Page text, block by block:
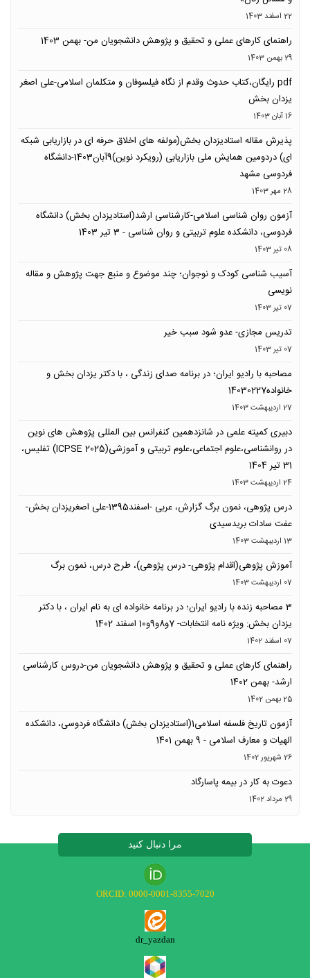
22 اسفند 1403
راهنمای کارهای عملی و تحقیق و پژوهش دانشجویان من- بهمن 1403
29 بهمن 1403
pdf رایگان،کتاب حدوث وقدم از نگاه فیلسوفان و متکلمان اسلامی-علی اصغر
یزدان بخش
16 آبان 1403
پذیرش مقاله استادیزدان بخش(مولفه های اخلاق حرفه ای در بازاریابی شبکه
ای) دردومین همایش ملی بازاریابی (رویکرد نوین)9آبان1403-دانشگاه
فردوسی مشهد
28 مهر 1403
آزمون روان شناسی اسلامی-کارشناسی ارشد(استادیزدان بخش) دانشگاه
فردوسی، دانشکده علوم تربیتی و روان شناسی - 3 تیر 1403
08 تیر 1403
آسیب شناسی کودک و نوجوان؛ چند موضوع و منبع جهت پژوهش و مقاله
نویسی
07 تیر 1403
تدریس مجازی- عدو شود سبب خیر
07 تیر 1403
مصاحبه با رادیو ایران؛ در برنامه صدای زندگی ، با دکتر یزدان بخش و
خانواده14030227
27 ارديبهشت 1403
دبیری کمیته علمی در شانزدهمین کنفرانس بین المللی پژوهش های نوین
در روانشناسی،علوم اجتماعی،علوم تربیتی و آموزشی(ICPSE 2025) تفلیس،
31 تیر 1404
24 ارديبهشت 1403
درس پژوهی، نمون برگ گزارش، عربی -اسفند1395-علی اصغریزدان بخش-
عفت سادات بریدسیدی
13 ارديبهشت 1403
آموزش پژوهی(اقدام پژوهی- درس پژوهی)، طرح درس، نمون برگ
07 ارديبهشت 1403
3 مصاحبه زنده با رادیو ایران؛ در برنامه خانواده ای به نام ایران ، با دکتر
یزدان بخش: ویژه نامه انتخابات- 7و8و9و10 اسفند 1402
07 اسفند 1402
راهنمای کارهای عملی و تحقیق و پژوهش دانشجویان من-دروس کارشناسی
ارشد- بهمن 1402
25 بهمن 1402
آزمون تاریخ فلسفه اسلامی1(استادیزدان بخش) دانشگاه فردوسی، دانشکده
الهیات و معارف اسلامی - 9 بهمن 1401
26 شهریور 1402
دعوت به کار در بیمه پاسارگاد
29 مرداد 1402
مرا دنبال کنید
ORCID: 0000-0001-8355-7020
dr_yazdan